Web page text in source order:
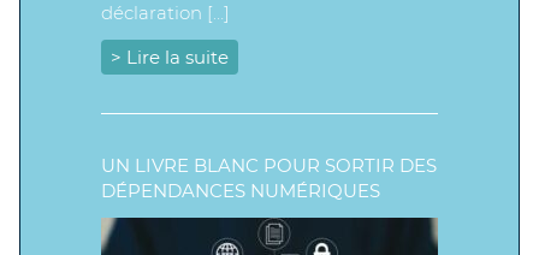
déclaration […]
> Lire la suite
UN LIVRE BLANC POUR SORTIR DES
DÉPENDANCES NUMÉRIQUES